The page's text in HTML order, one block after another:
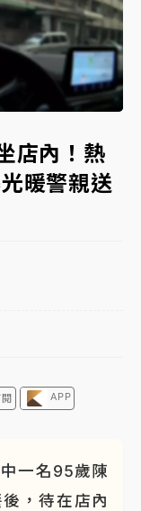
「紅到發紫」降
遭查扣畫面曝光
諒向法院聲請遭
約開賣一度塞車
店內！熱
暖警親送
APP
一名95歲陳
，待在店內